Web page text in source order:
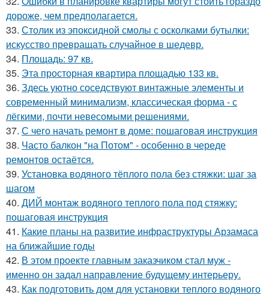
дороже, чем предполагается.
33. Столик из эпоксидной смолы с осколками бутылки:
искусство превращать случайное в шедевр.
34. Площадь: 97 кв.
35. Эта просторная квартира площадью 133 кв.
36. Здесь уютно соседствуют винтажные элементы и
современный минимализм, классическая форма - с
лёгкими, почти невесомыми решениями.
37. С чего начать ремонт в доме: пошаговая инструкция
38. Часто балкон "на Потом" - особенно в череде
ремонтов остаётся.
39. Установка водяного тёплого пола без стяжки: шаг за
шагом
40. ДИЙ монтаж водяного теплого пола под стяжку:
пошаговая инструкция
41. Какие планы на развитие инфраструктуры Арзамаса
на ближайшие годы
42. В этом проекте главным заказчиком стал муж -
именно он задал направление будущему интерьеру.
43. Как подготовить дом для установки теплого водяного